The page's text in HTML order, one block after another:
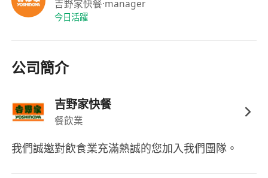
吉野家快餐·manager
今日活躍
公司簡介
吉野家快餐
餐飲業
我們誠邀對飲食業充滿熱誠的您加入我們團隊。